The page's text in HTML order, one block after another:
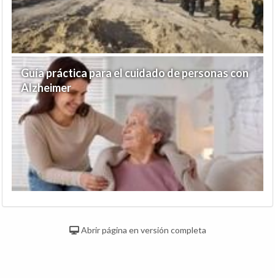
Guía práctica para el cuidado de personas con
Alzheimer
Abrir página en versión completa